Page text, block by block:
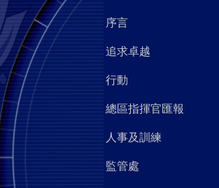
序言
追求卓越
行動
總區指揮官匯報
人事及訓練
監管處